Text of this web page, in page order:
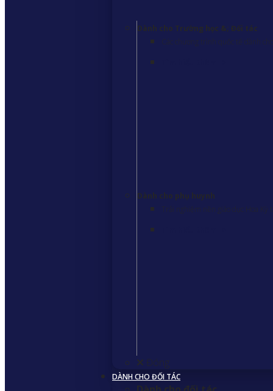
Dành cho Trường học &; Đối tác
Các chương trình quốc tế dành
Dành cho phụ huynh
Trải nghiệm nền giáo dục Hoa Kỳ
Đóng
DÀNH CHO ĐỐI TÁC